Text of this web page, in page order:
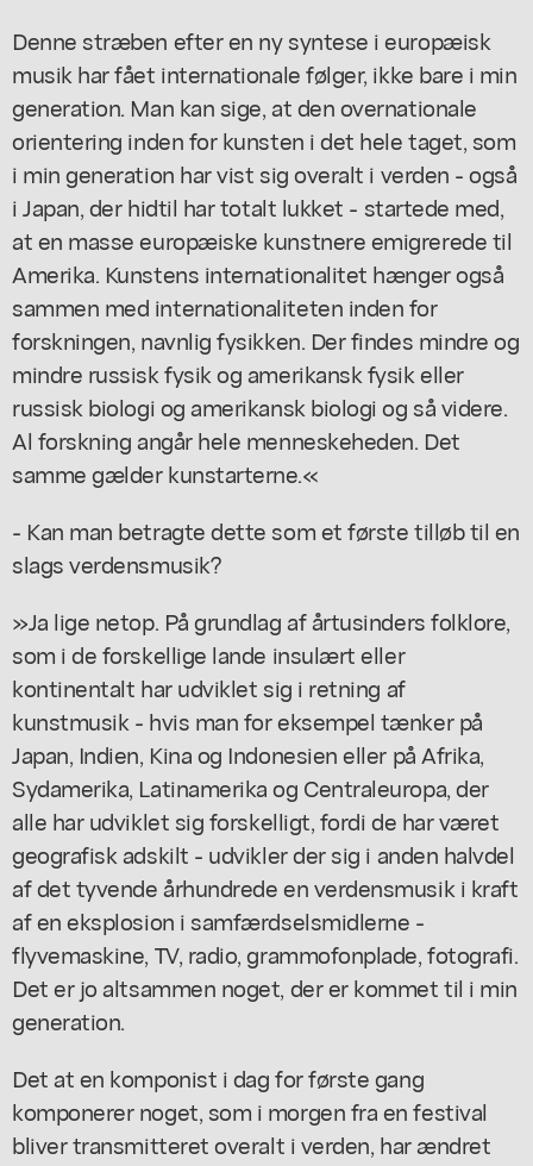
Denne stræben efter en ny syntese i europæisk
musik har fået internationale følger, ikke bare i min
generation. Man kan sige, at den overnationale
orientering inden for kunsten i det hele taget, som
i min generation har vist sig overalt i verden - også
i Japan, der hidtil har totalt lukket - startede med,
at en masse europæiske kunstnere emigrerede til
Amerika. Kunstens internationalitet hænger også
sammen med internationaliteten inden for
forskningen, navnlig fysikken. Der findes mindre og
mindre russisk fysik og amerikansk fysik eller
russisk biologi og amerikansk biologi og så videre.
Al forskning angår hele menneskeheden. Det
samme gælder kunstarterne.«
- Kan man betragte dette som et første tilløb til en
slags verdensmusik?
»Ja lige netop. På grundlag af årtusinders folklore,
som i de forskellige lande insulært eller
kontinentalt har udviklet sig i retning af
kunstmusik - hvis man for eksempel tænker på
Japan, Indien, Kina og Indonesien eller på Afrika,
Sydamerika, Latinamerika og Centraleuropa, der
alle har udviklet sig forskelligt, fordi de har været
geografisk adskilt - udvikler der sig i anden halvdel
af det tyvende århundrede en verdensmusik i kraft
af en eksplosion i samfærdselsmidlerne -
flyvemaskine, TV, radio, grammofonplade, fotografi.
Det er jo altsammen noget, der er kommet til i min
generation.
Det at en komponist i dag for første gang
komponerer noget, som i morgen fra en festival
bliver transmitteret overalt i verden, har ændret